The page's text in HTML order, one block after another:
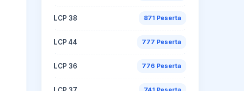
LCP 38 871 Peserta
LCP 44 777 Peserta
LCP 36 776 Peserta